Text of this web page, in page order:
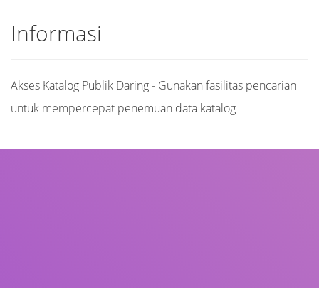
Informasi
Akses Katalog Publik Daring - Gunakan fasilitas pencarian
untuk mempercepat penemuan data katalog